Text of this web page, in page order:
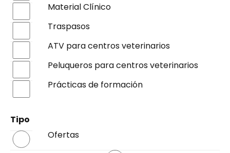
Material Clínico
Traspasos
ATV para centros veterinarios
Peluqueros para centros veterinarios
Prácticas de formación
Tipo
Ofertas